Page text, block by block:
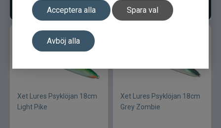
Acceptera alla Spara val
Avböj alla
Sportsystem
Spro
Stonfo
Storm
Bevaka produkt Bevaka produkt
Xet Lures Psyklöjan 18cm
Light Pike
Xet Lures Psyklöjan 18cm
Grey Zombie